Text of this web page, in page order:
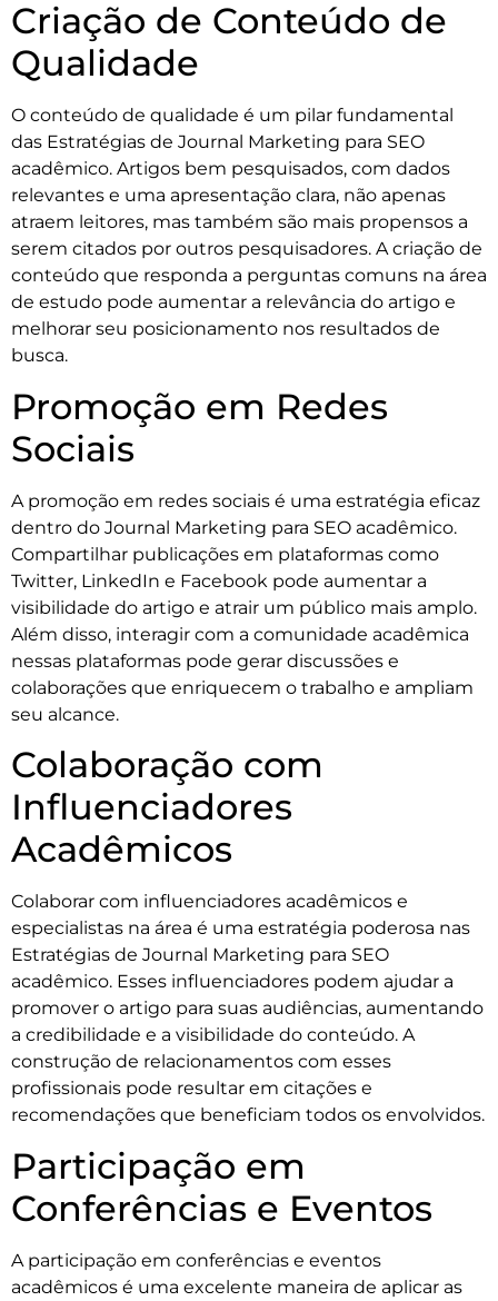
Criação de Conteúdo de
Qualidade
O conteúdo de qualidade é um pilar fundamental
das Estratégias de Journal Marketing para SEO
acadêmico. Artigos bem pesquisados, com dados
relevantes e uma apresentação clara, não apenas
atraem leitores, mas também são mais propensos a
serem citados por outros pesquisadores. A criação de
conteúdo que responda a perguntas comuns na área
de estudo pode aumentar a relevância do artigo e
melhorar seu posicionamento nos resultados de
busca.
Promoção em Redes
Sociais
A promoção em redes sociais é uma estratégia eficaz
dentro do Journal Marketing para SEO acadêmico.
Compartilhar publicações em plataformas como
Twitter, LinkedIn e Facebook pode aumentar a
visibilidade do artigo e atrair um público mais amplo.
Além disso, interagir com a comunidade acadêmica
nessas plataformas pode gerar discussões e
colaborações que enriquecem o trabalho e ampliam
seu alcance.
Colaboração com
Influenciadores
Acadêmicos
Colaborar com influenciadores acadêmicos e
especialistas na área é uma estratégia poderosa nas
Estratégias de Journal Marketing para SEO
acadêmico. Esses influenciadores podem ajudar a
promover o artigo para suas audiências, aumentando
a credibilidade e a visibilidade do conteúdo. A
construção de relacionamentos com esses
profissionais pode resultar em citações e
recomendações que beneficiam todos os envolvidos.
Participação em
Conferências e Eventos
A participação em conferências e eventos
acadêmicos é uma excelente maneira de aplicar as